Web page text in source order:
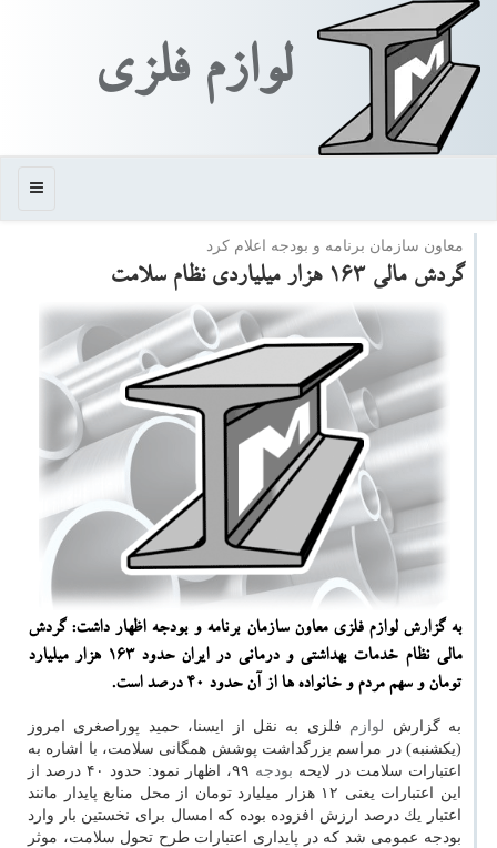
لوازم فلزی
منو
معاون سازمان برنامه و بودجه اعلام كرد
گردش مالی 163 هزار میلیاردی نظام سلامت
به گزارش لوازم فلزی معاون سازمان برنامه و بودجه اظهار داشت: گردش
مالی نظام خدمات بهداشتی و درمانی در ایران حدود ۱۶۳ هزار میلیارد
تومان و سهم مردم و خانواده ها از آن حدود ۴۰ درصد است.
به گزارش لوازم فلزی به نقل از ایسنا، حمید پوراصغری امروز
(یكشنبه) در مراسم بزرگداشت پوشش همگانی سلامت، با اشاره به
اعتبارات سلامت در لایحه بودجه
۹۹، اظهار نمود: حدود ۴۰ درصد از
این اعتبارات یعنی ۱۲ هزار میلیارد تومان از محل منابع پایدار مانند
اعتبار یك درصد ارزش افزوده بوده كه امسال برای نخستین بار وارد
بودجه عمومی شد كه در پایداری اعتبارات طرح تحول سلامت، موثر